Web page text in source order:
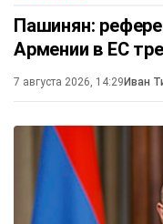
Пашинян:
Армении в ЕС
7 августа 2026, 14:29 Иван